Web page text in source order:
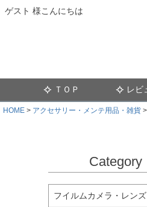
ゲスト 様こんにちは
ＴＯＰ レビ
HOME アクセサリー・メンテ用品・雑貨
Category
フイルムカメラ・レンズ